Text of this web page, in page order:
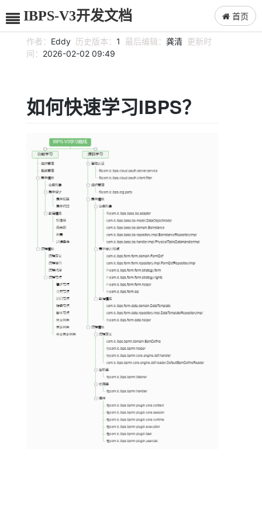
IBPS-V3开发文档 首页
作者： Eddy 历史版本： 1 最后编辑： 龚清 更新时
间： 2026-02-02 09:49
如何快速学习IBPS？